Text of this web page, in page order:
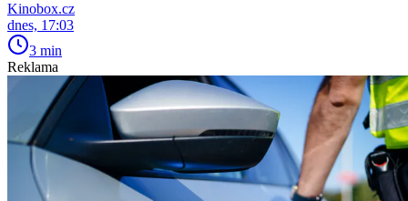
Kinobox.cz
dnes, 17:03
3 min
Reklama